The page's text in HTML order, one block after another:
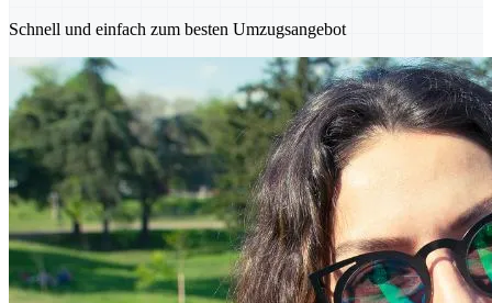
Schnell und einfach zum besten Umzugsangebot